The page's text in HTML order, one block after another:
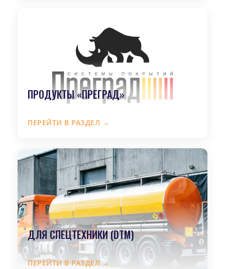
ПРОДУКТЫ «ПРЕГРАД»
ПЕРЕЙТИ В РАЗДЕЛ →
ДЛЯ СПЕЦТЕХНИКИ (DTM)
ПЕРЕЙТИ В РАЗДЕЛ →